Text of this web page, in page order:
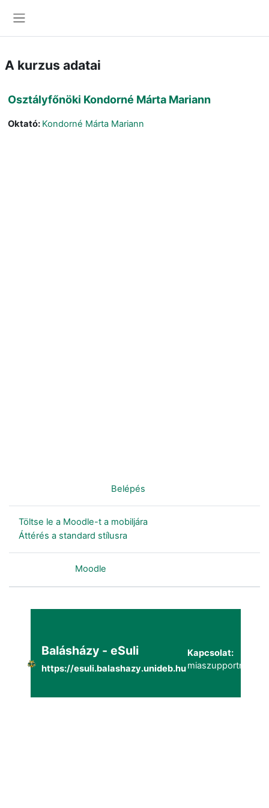
A kurzus adatai
Osztályfőnöki Kondorné Márta Mariann
Oktató: Kondorné Márta Mariann
Belépés
Töltse le a Moodle-t a mobiljára
Áttérés a standard stílusra
Moodle
Balásházy - eSuli
https://esuli.balashazy.unideb.hu
Kapcsolat: